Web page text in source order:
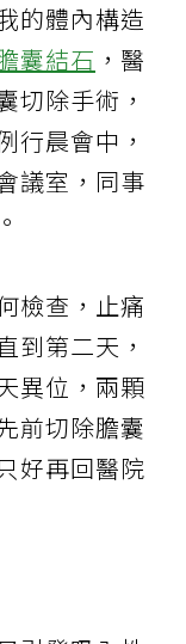
的體內構造
囊結石 ，醫
切除手術，
行晨會中，
議室，同事
檢查，止痛
到第二天，
異位，兩顆
前切除膽囊
好再回醫院